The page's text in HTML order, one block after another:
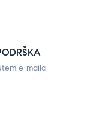
e-maila